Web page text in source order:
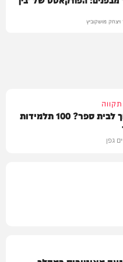
ויצחק מושקוביץ
בית הרב יהפוך לבית ספר? 100 תלמידות
גפן